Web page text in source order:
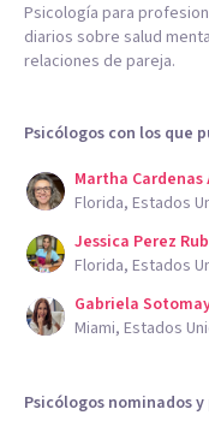
Psicología para
diarios sobre salud
relaciones de pareja.
Psicólogos con los que
Martha Cardenas
Florida, Estados
Jessica Perez
Florida, Estados
Gabriela
Miami, Estados
Psicólogos nominados